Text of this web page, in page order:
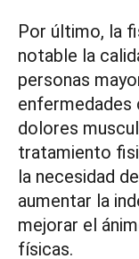
Por último, la
notable la
personas
enfermedades
dolores
tratamiento
la necesidad
aumentar la
mejorar el
físicas.